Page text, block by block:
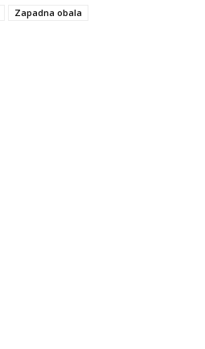
Zapadna obala